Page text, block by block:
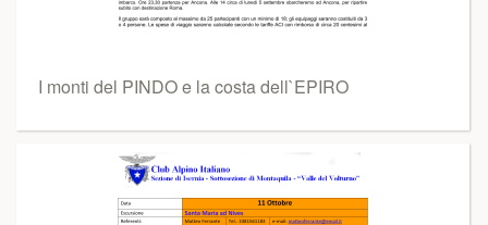
I monti del PINDO e la costa dell`EPIRO